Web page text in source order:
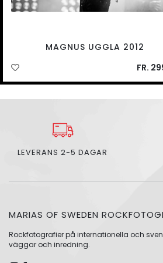
MAGNUS UGGLA 2012
FR.
LEVERANS 2-5 DAGAR
MARIAS OF SWEDEN
Rockfotografier på internationella och
väggar och inredning.